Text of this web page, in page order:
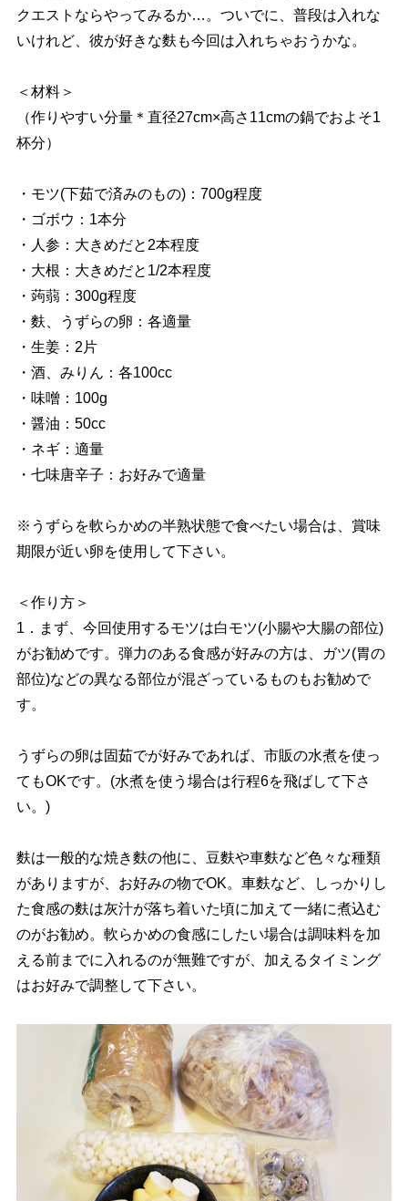
クエストならやってみるか…。ついでに、普段は入れな
いけれど、彼が好きな麩も今回は入れちゃおうかな。
＜材料＞
（作りやすい分量＊直径27cm×高さ11cmの鍋でおよそ1
杯分）
・モツ(下茹で済みのもの)：700g程度
・ゴボウ：1本分
・人参：大きめだと2本程度
・大根：大きめだと1/2本程度
・蒟蒻：300g程度
・麩、うずらの卵：各適量
・生姜：2片
・酒、みりん：各100cc
・味噌：100g
・醤油：50cc
・ネギ：適量
・七味唐辛子：お好みで適量
※うずらを軟らかめの半熟状態で食べたい場合は、賞味
期限が近い卵を使用して下さい。
＜作り方＞
1．まず、今回使用するモツは白モツ(小腸や大腸の部位)
がお勧めです。弾力のある食感が好みの方は、ガツ(胃の
部位)などの異なる部位が混ざっているものもお勧めで
す。
うずらの卵は固茹でが好みであれば、市販の水煮を使っ
てもOKです。(水煮を使う場合は行程6を飛ばして下さ
い。)
麩は一般的な焼き麩の他に、豆麩や車麩など色々な種類
がありますが、お好みの物でOK。車麩など、しっかりし
た食感の麩は灰汁が落ち着いた頃に加えて一緒に煮込む
のがお勧め。軟らかめの食感にしたい場合は調味料を加
える前までに入れるのが無難ですが、加えるタイミング
はお好みで調整して下さい。